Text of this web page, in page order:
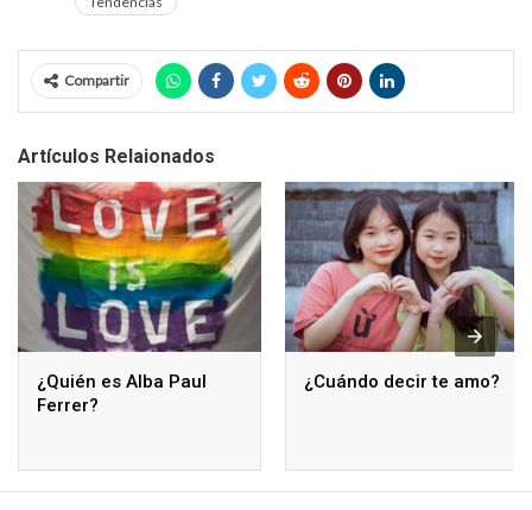
Compartir
Artículos Relaionados
¿Quién es Alba Paul
Ferrer?
¿Cuándo decir te amo?